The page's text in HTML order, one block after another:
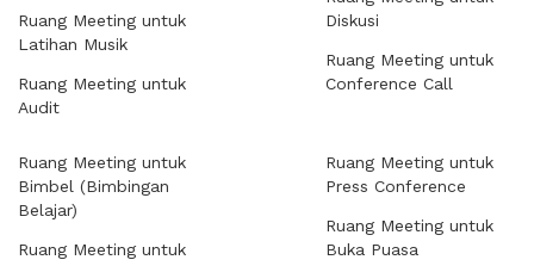
Ruang Meeting untuk
Latihan Musik
Ruang Meeting untuk
Audit
Diskusi
Ruang Meeting untuk
Conference Call
Ruang Meeting untuk
Bimbel (Bimbingan
Belajar)
Ruang Meeting untuk
Ruang Meeting untuk
Press Conference
Ruang Meeting untuk
Buka Puasa